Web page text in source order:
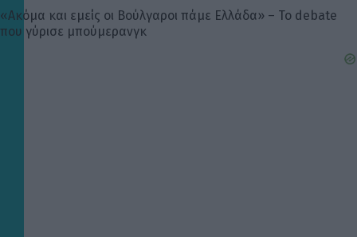
«Ακόμα και εμείς οι Βούλγαροι πάμε Ελλάδα» – Το debate
που γύρισε μπούμερανγκ